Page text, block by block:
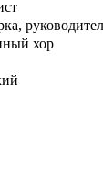
хор